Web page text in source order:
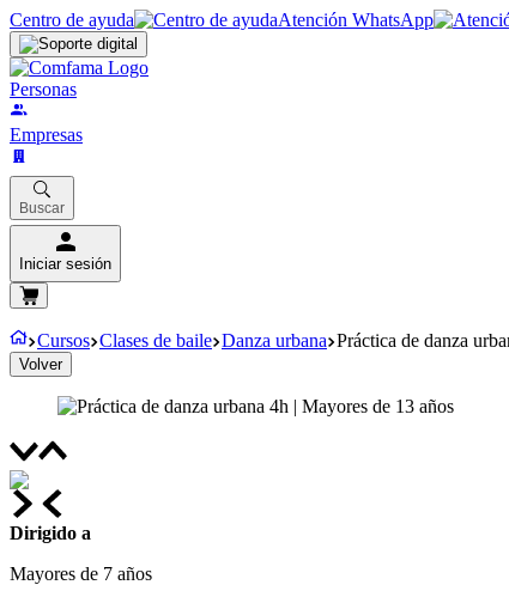
Centro de ayuda Atención WhatsApp
Personas
Empresas
Buscar
Iniciar sesión
Cursos Clases de baile Danza urbana Práctica de danza
Volver
Dirigido a
Mayores de 7 años